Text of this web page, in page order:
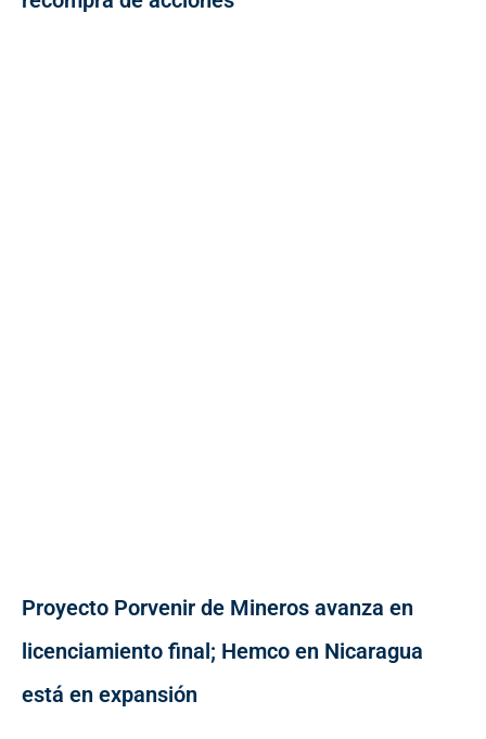
Proyecto Porvenir de Mineros avanza en
licenciamiento final; Hemco en Nicaragua
está en expansión